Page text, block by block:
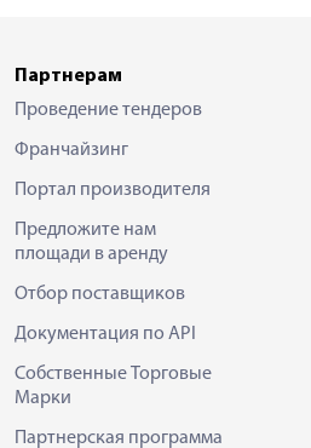
Партнерам
Проведение тендеров
Франчайзинг
Портал производителя
Предложите нам
площади в аренду
Отбор поставщиков
Документация по API
Собственные Торговые
Марки
Партнерская программа